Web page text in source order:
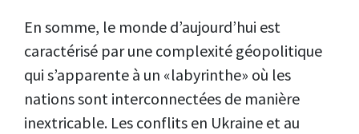
En somme, le monde d’aujourd’hui est
caractérisé par une complexité géopolitique
qui s’apparente à un «labyrinthe» où les
nations sont interconnectées de manière
inextricable. Les conflits en Ukraine et au